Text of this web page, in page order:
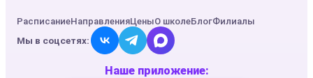
РасписаниеНаправленияЦеныО школеБлогФилиалы
Мы в соцсетях:
Наше приложение: